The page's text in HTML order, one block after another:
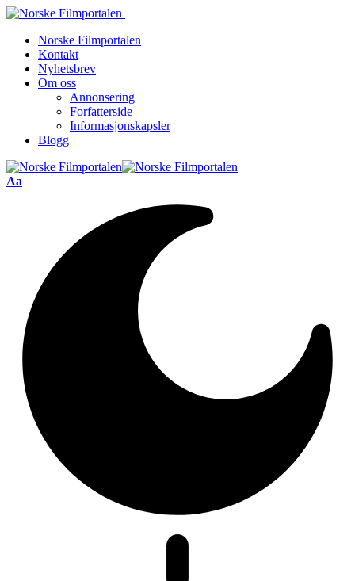
Norske Filmportalen
Kontakt
Nyhetsbrev
Om oss
Annonsering
Forfatterside
Informasjonskapsler
Blogg
Font
Aa